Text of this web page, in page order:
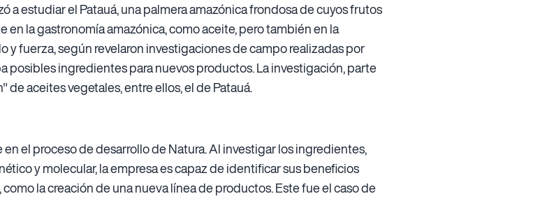
a estudiar el Patauá, una palmera amazónica frondosa de cuyos frutos
la gastronomía amazónica, como aceite, pero también en la
y fuerza, según revelaron investigaciones de campo realizadas por
posibles ingredientes para nuevos productos. La investigación, parte
aceites vegetales, entre ellos, el de Patauá.
el proceso de desarrollo de Natura. Al investigar los ingredientes,
y molecular, la empresa es capaz de identificar sus beneficios
la creación de una nueva línea de productos. Este fue el caso de